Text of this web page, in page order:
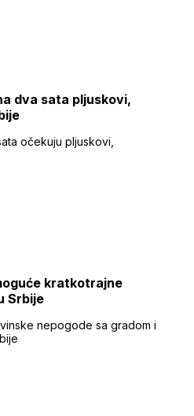
dva sata pljuskovi,
očekuju pljuskovi,
kratkotrajne
Srbije
nepogode sa gradom i